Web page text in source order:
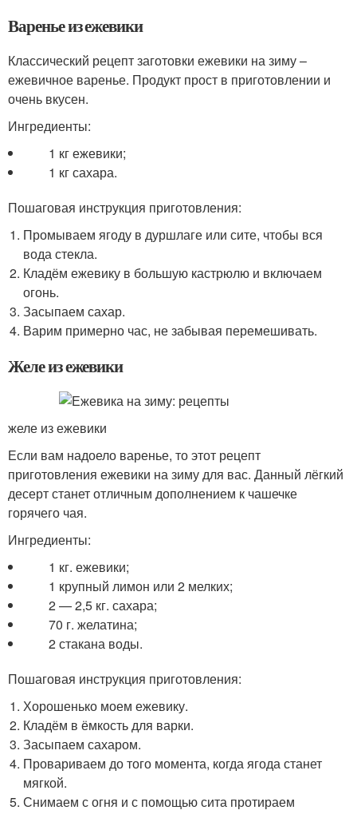
Варенье из ежевики
Классический рецепт заготовки ежевики на зиму –
ежевичное варенье. Продукт прост в приготовлении и
очень вкусен.
Ингредиенты:
1 кг ежевики;
1 кг сахара.
Пошаговая инструкция приготовления:
Промываем ягоду в дуршлаге или сите, чтобы вся
вода стекла.
Кладём ежевику в большую кастрюлю и включаем
огонь.
Засыпаем сахар.
Варим примерно час, не забывая перемешивать.
Желе из ежевики
желе из ежевики
Если вам надоело варенье, то этот рецепт
приготовления ежевики на зиму для вас. Данный лёгкий
десерт станет отличным дополнением к чашечке
горячего чая.
Ингредиенты:
1 кг. ежевики;
1 крупный лимон или 2 мелких;
2 — 2,5 кг. сахара;
70 г. желатина;
2 стакана воды.
Пошаговая инструкция приготовления:
Хорошенько моем ежевику.
Кладём в ёмкость для варки.
Засыпаем сахаром.
Провариваем до того момента, когда ягода станет
мягкой.
Снимаем с огня и с помощью сита протираем